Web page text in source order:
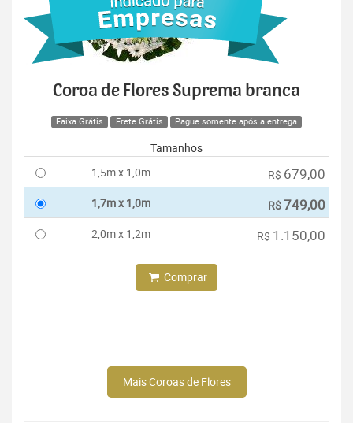
Coroa de Flores Suprema branca
Faixa Grátis Frete Grátis Pague somente após a entrega
Tamanhos
1,5m x 1,0m
R$ 679,00
1,7m x 1,0m R$749,00
2,0m x 1,2m R$ 1.150,00
Comprar
Mais Coroas de Flores